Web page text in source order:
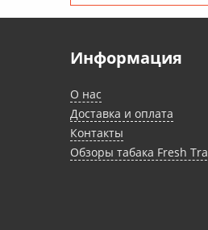
Информация
О нас
Доставка и оплата
Контакты
Обзоры табака Fresh